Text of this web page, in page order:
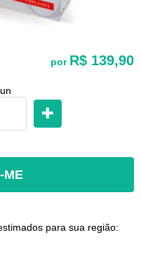
por R$ 139,90
ME
para sua região: